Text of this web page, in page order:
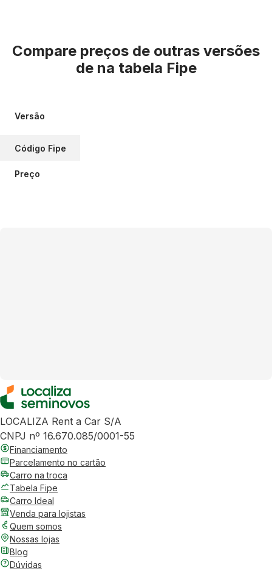
Compare preços de outras versões
de na tabela Fipe
Versão
Código Fipe
Preço
LOCALIZA Rent a Car S/A
CNPJ nº 16.670.085/0001-55
Financiamento
Parcelamento no cartão
Carro na troca
Tabela Fipe
Carro Ideal
Venda para lojistas
Quem somos
Nossas lojas
Blog
Dúvidas